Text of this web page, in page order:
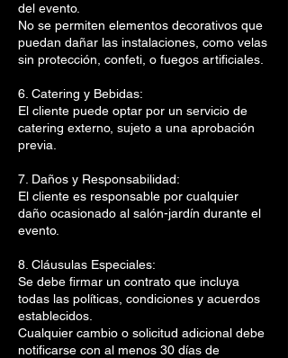
del evento.
No se permiten elementos decorativos que
puedan dañar las instalaciones, como velas
sin protección, confeti, o fuegos artificiales.
6. Catering y Bebidas:
El cliente puede optar por un servicio de
catering externo, sujeto a una aprobación
previa.
7. Daños y Responsabilidad:
El cliente es responsable por cualquier
daño ocasionado al salón-jardín durante el
evento.
8. Cláusulas Especiales:
Se debe firmar un contrato que incluya
todas las políticas, condiciones y acuerdos
establecidos.
Cualquier cambio o solicitud adicional debe
notificarse con al menos 30 días de